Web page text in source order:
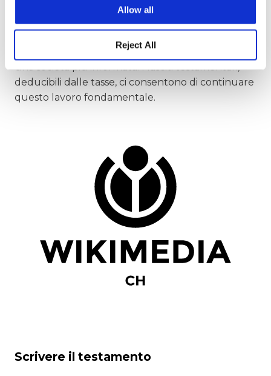
Allow all
Reject All
Come organizzazione no-profit che non accetta
pubblicità o finanziamenti governativi, facciamo
organizzazioni che condividono la nostra visione di
una società più informata. I lasciti testamentari,
deducibili dalle tasse, ci consentono di continuare
questo lavoro fondamentale.
Scrivere il testamento